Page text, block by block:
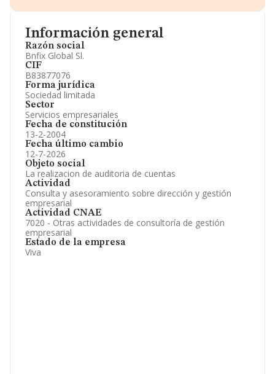
Información general
Razón social
Bnfix Global Sl.
CIF
B83877076
Forma jurídica
Sociedad limitada
Sector
Servicios empresariales
Fecha de constitución
13-2-2004
Fecha último cambio
12-7-2026
Objeto social
La realizacion de auditoria de cuentas
Actividad
Consulta y asesoramiento sobre dirección y gestión
empresarial
Actividad CNAE
7020 - Otras actividades de consultoría de gestión
empresarial
Estado de la empresa
Viva
Información oficial y registral complementaria.